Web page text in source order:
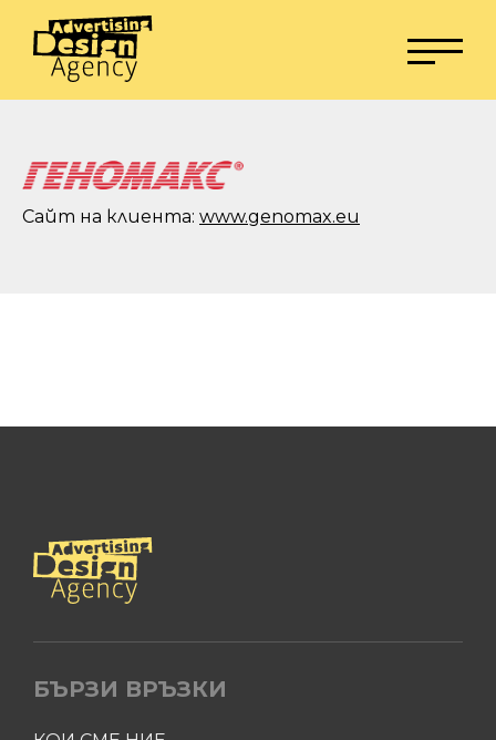
Сайт на клиента: www.genomax.eu
БЪРЗИ ВРЪЗКИ